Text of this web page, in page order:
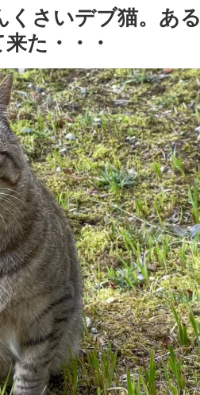
くさいデブ猫。ある
た・・・